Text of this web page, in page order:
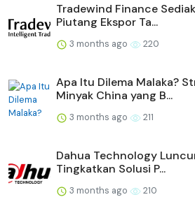
Tradewind Finance
Piutang Ekspor Ta...
3 months ago 220
Apa Itu Dilema Malaka?
Minyak China yang B...
3 months ago 211
Dahua Technology
Tingkatkan Solusi P...
3 months ago 210